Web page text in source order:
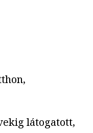
látogatott,